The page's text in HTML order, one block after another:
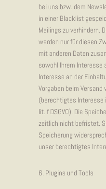
bei uns bzw. dem
in einer Blacklist
Mailings zu verhindern.
werden nur für diesen
mit anderen Daten
sowohl Ihrem Interesse
Interesse an der
Vorgaben beim Versand
(berechtigtes Interesse
lit. f DSGVO). Die
zeitlich nicht befristet.
Speicherung
unser berechtigtes
6. Plugins und Tools